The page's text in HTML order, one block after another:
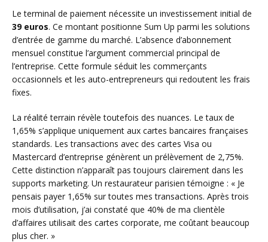
Le terminal de paiement nécessite un investissement initial de
39 euros. Ce montant positionne Sum Up parmi les solutions
d’entrée de gamme du marché. L’absence d’abonnement
mensuel constitue l’argument commercial principal de
l’entreprise. Cette formule séduit les commerçants
occasionnels et les auto-entrepreneurs qui redoutent les frais
fixes.
La réalité terrain révèle toutefois des nuances. Le taux de
1,65% s’applique uniquement aux cartes bancaires françaises
standards. Les transactions avec des cartes Visa ou
Mastercard d’entreprise génèrent un prélèvement de 2,75%.
Cette distinction n’apparaît pas toujours clairement dans les
supports marketing. Un restaurateur parisien témoigne : « Je
pensais payer 1,65% sur toutes mes transactions. Après trois
mois d’utilisation, j’ai constaté que 40% de ma clientèle
d’affaires utilisait des cartes corporate, me coûtant beaucoup
plus cher. »